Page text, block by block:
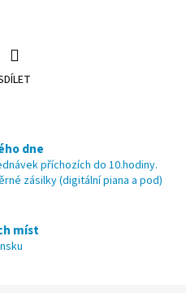
dne
příchozích do 10.hodiny.
zásilky (digitální piana a pod)
míst